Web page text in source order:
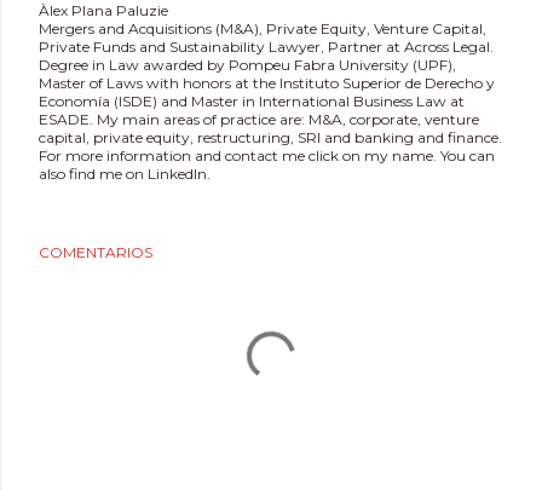
Àlex Plana Paluzie
Mergers and Acquisitions (M&A), Private Equity, Venture Capital,
Private Funds and Sustainability Lawyer, Partner at Across Legal.
Degree in Law awarded by Pompeu Fabra University (UPF),
Master of Laws with honors at the Instituto Superior de Derecho y
Economía (ISDE) and Master in International Business Law at
ESADE. My main areas of practice are: M&A, corporate, venture
capital, private equity, restructuring, SRI and banking and finance.
For more information and contact me click on my name. You can
also find me on LinkedIn.
COMENTARIOS